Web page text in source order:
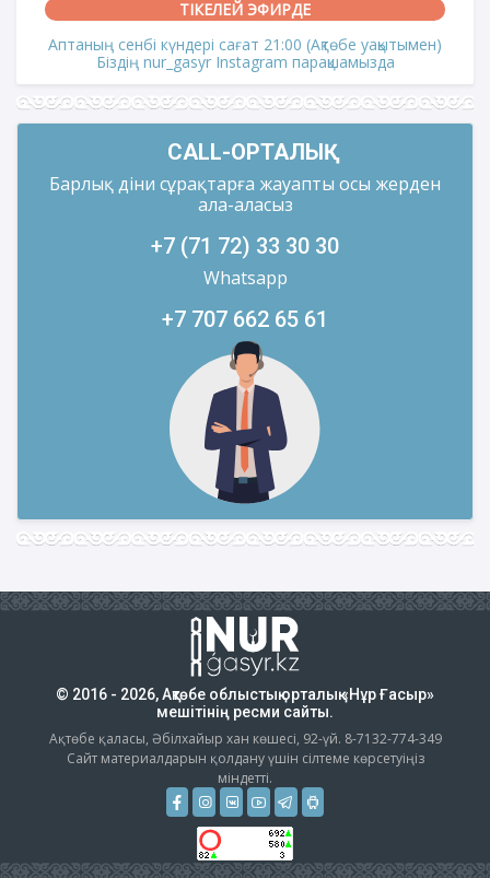
ТІКЕЛЕЙ ЭФИРДЕ
Аптаның сенбі күндері сағат 21:00 (Ақтөбе уақытымен)
Біздің nur_gasyr Instagram парақшамызда
CALL-ОРТАЛЫҚ
Барлық діни сұрақтарға жауапты осы жерден
ала-аласыз
+7 (71 72) 33 30 30
Whatsapp
+7 707 662 65 61
© 2016 - 2026, Ақтөбе облыстық орталық «Нұр Ғасыр»
мешітінің ресми сайты.
Ақтөбе қаласы, Әбілхайыр хан көшесі, 92-үй. 8-7132-774-349
Сайт материалдарын қолдану үшін сілтеме көрсетуіңіз
міндетті.